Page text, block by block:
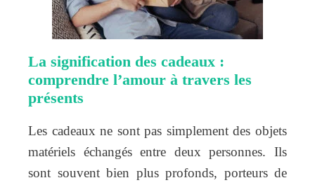
La signification des cadeaux :
comprendre l’amour à travers les
présents
Les cadeaux ne sont pas simplement des objets
matériels échangés entre deux personnes. Ils
sont souvent bien plus profonds, porteurs de